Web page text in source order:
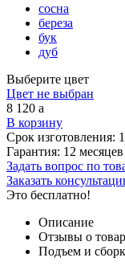
сосна
береза
бук
дуб
Выберите цвет
Цвет не выбран
8 120 a
В корзину
Срок изготовления:
Гарантия: 12 месяцев
Задать вопрос по
Заказать
Это бесплатно!
Описание
Отзывы о
Подъем и